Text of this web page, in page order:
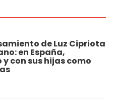
de Luz Cipriota
en España,
con sus hijas como